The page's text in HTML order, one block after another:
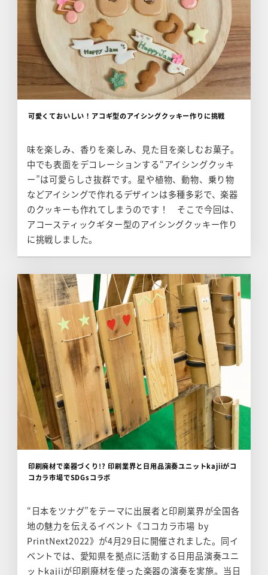
可愛くておいしい！アコギ型のアイシングクッキー作りに挑戦
味を楽しみ、香りを楽しみ、見た目を楽しむお菓子。
中でも表面をデコレーションする“アイシングクッキ
ー”は可愛らしさ抜群です。星や植物、動物、乗り物
などアイシングで作れるデザインは多種多彩で、楽器
のクッキーも作れてしまうのです！ そこで今回は、
アコースティックギター型のアイシングクッキー作り
に挑戦しました。
印刷廃材で楽器づくり!? 印刷業界と日用品演奏ユニットkajiiがコ
コカラ市場でSDGsコラボ
“日本をツナグ”をテーマに出展者と印刷業界が全国各
地の魅力を伝えるイベント《ココカラ市場 by
PrintNext2022》が4月29日に開催されました。同イ
ベントでは、愛知県を拠点に活動する日用品演奏ユニ
ットkajiiが印刷廃材を使った楽器の演奏を実施。当日